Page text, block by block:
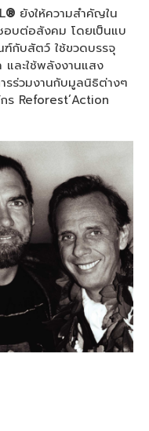
® ยังให้ความสำคัญใน
อบต่อสังคม โดยเป็นแบ
กับสัตว์ ใช้ขวดบรรจุ
ละใช้พลังงานแสง
รร่วมงานกับมูลนิธิต่างๆ
ร Reforest’Action